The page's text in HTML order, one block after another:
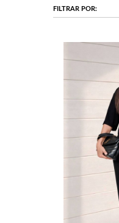
FILTRAR POR: